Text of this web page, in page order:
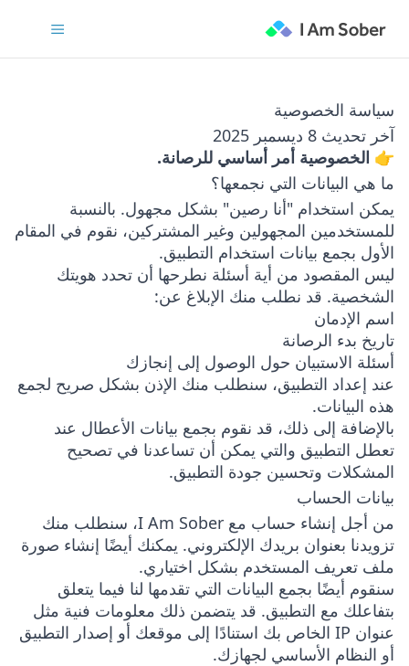
سياسة الخصوصية
آخر تحديث 8 ديسمبر 2025
👉 الخصوصية أمر أساسي للرصانة.
ما هي البيانات التي نجمعها؟
يمكن استخدام "أنا رصين" بشكل مجهول. بالنسبة
للمستخدمين المجهولين وغير المشتركين، نقوم في المقام
الأول بجمع بيانات استخدام التطبيق.
ليس المقصود من أية أسئلة نطرحها أن تحدد هويتك
الشخصية. قد نطلب منك الإبلاغ عن:
اسم الإدمان
تاريخ بدء الرصانة
أسئلة الاستبيان حول الوصول إلى إنجازك
عند إعداد التطبيق، سنطلب منك الإذن بشكل صريح لجمع
هذه البيانات.
بالإضافة إلى ذلك، قد نقوم بجمع بيانات الأعطال عند
تعطل التطبيق والتي يمكن أن تساعدنا في تصحيح
المشكلات وتحسين جودة التطبيق.
بيانات الحساب
من أجل إنشاء حساب مع I Am Sober، سنطلب منك
تزويدنا بعنوان بريدك الإلكتروني. يمكنك أيضًا إنشاء صورة
ملف تعريف المستخدم بشكل اختياري.
سنقوم أيضًا بجمع البيانات التي تقدمها لنا فيما يتعلق
بتفاعلك مع التطبيق. قد يتضمن ذلك معلومات فنية مثل
عنوان IP الخاص بك استنادًا إلى موقعك أو إصدار التطبيق
أو النظام الأساسي لجهازك.